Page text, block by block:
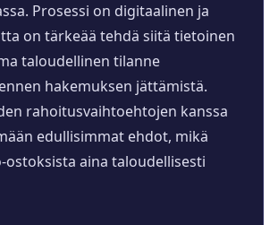
Prosessi on digitaalinen ja
on tärkeää tehdä siitä tietoinen
taloudellinen tilanne
hakemuksen jättämistä.
rahoitusvaihtoehtojen kanssa
edullisimmat ehdot, mikä
ostoksista aina taloudellisesti